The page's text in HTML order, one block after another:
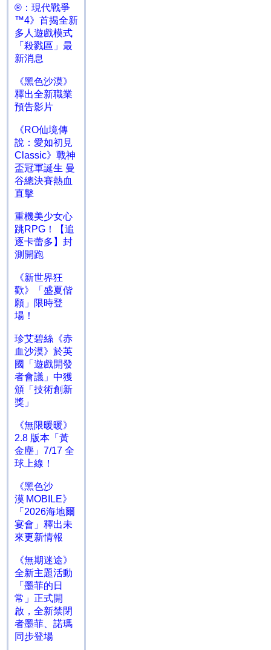
®：現代戰爭
™4》首揭全新
多人遊戲模式
「殺戮區」最
新消息
《黑色沙漠》
釋出全新職業
預告影片
《RO仙境傳
說：愛如初見
Classic》戰神
盃冠軍誕生 曼
谷總決賽熱血
直擊
重機美少女心
跳RPG！【追
逐卡蕾多】封
測開跑
《新世界狂
歡》「盛夏偕
願」限時登
場！
珍艾碧絲《赤
血沙漠》於英
國「遊戲開發
者會議」中獲
頒「技術創新
獎」
《無限暖暖》
2.8 版本「黃
金塵」7/17 全
球上線！
《黑色沙
漠 MOBILE》
「2026海地爾
宴會」釋出未
來更新情報
《無期迷途》
全新主題活動
「墨菲的日
常」正式開
啟，全新禁閉
者墨菲、諾瑪
同步登場